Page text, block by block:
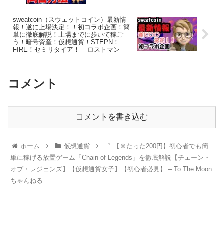
sweatcoin（スウェットコイン）最新情
報！遂に上場決定！！初コラボ企画！簡
単に徹底解説！上場までに歩いて稼ご
う！暗号資産！仮想通貨！STEPN！
FIRE！セミリタイア！ – ロストマン
コメント
コメントを書き込む
ホーム 仮想通貨
【※たった200円】初心者でも簡
単に稼げる放置ゲーム「Chain of Legends」を徹底解説【チェーン・
オブ・レジェンズ】【仮想通貨女子】【初心者必見】 – To The Moon
ちゃんねる